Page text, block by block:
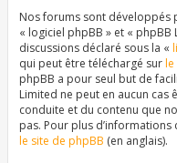
Nos forums sont développés
« logiciel phpBB » et «
discussions déclaré sous la «
qui peut être téléchargé surle
phpBB a pour seul but de
Limited ne peut en aucun
conduite et du contenu que
pas. Pour plus
le site de phpBB (en anglais).